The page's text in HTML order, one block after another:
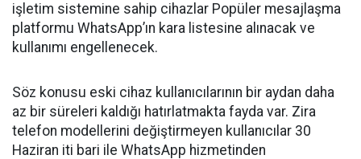
işletim sistemine sahip cihazlar Popüler mesajlaşma
platformu WhatsApp’ın kara listesine alınacak ve
kullanımı engellenecek.
Söz konusu eski cihaz kullanıcılarının bir aydan daha
az bir süreleri kaldığı hatırlatmakta fayda var. Zira
telefon modellerini değiştirmeyen kullanıcılar 30
Haziran iti bari ile WhatsApp hizmetinden